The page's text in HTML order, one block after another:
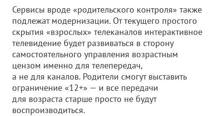
Сервисы вроде «родительского контроля» также
подлежат модернизации. От текущего простого
скрытия «взрослых» телеканалов интерактивное
телевидение будет развиваться в сторону
самостоятельного управления возрастным
цензом именно для телепередач,
а не для каналов. Родители смогут выставить
ограничение «12+» — и все передачи
для возраста старше просто не будут
воспроизводиться.